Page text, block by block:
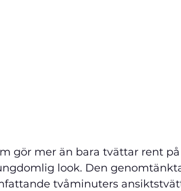
gör mer än bara tvättar rent
look. Den
tvåminuters